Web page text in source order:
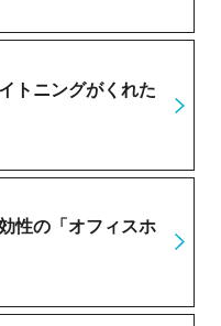
トニングがくれた
性の「オフィスホ